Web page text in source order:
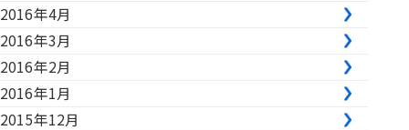
2016年4月
2016年3月
2016年2月
2016年1月
2015年12月